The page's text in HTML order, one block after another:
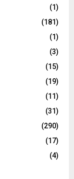
(1)
(181)
(1)
(3)
(15)
(19)
(11)
(31)
(290)
(17)
(4)